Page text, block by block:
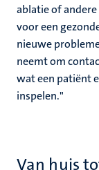
ablatie of
voor een
nieuwe
neemt om
wat een patiënt
inspelen."
Van huis